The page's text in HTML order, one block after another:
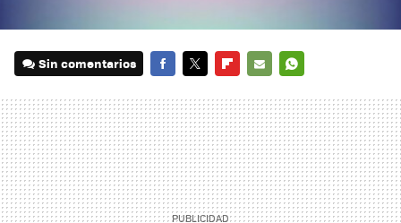
Sin comentarios
MAIL